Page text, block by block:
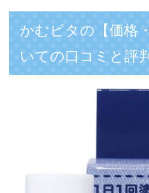
かむピタの【価格
いての口コミと評判